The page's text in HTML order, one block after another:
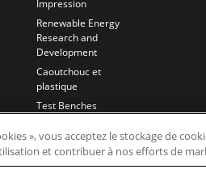
Impression
Renewable Energy
Research and
Development
Caoutchouc et
plastique
Test Benches
des eaux usées
Wires and Cables
», vous acceptez le stockage de
et contribuer à nos efforts de